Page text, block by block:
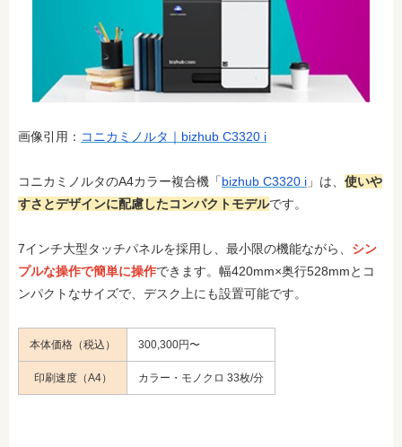
画像引用： コニカミノルタ｜bizhub C3320 i
コニカミノルタのA4カラー複合機「bizhub C3320 i 」は、 使いや
すさとデザインに配慮したコンパクトモデルです。
7インチ大型タッチパネルを採用し、最小限の機能ながら、 シン
プルな操作で簡単に操作できます。幅420mm×奥行528mmとコ
ンパクトなサイズで、デスク上にも設置可能です。
本体価格（税込） 300,300円〜
印刷速度（A4） カラー・モノクロ 33枚/分